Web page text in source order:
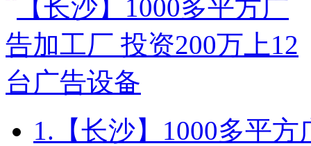
1. 【长沙】1000多平